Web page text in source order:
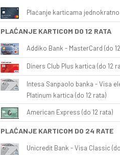
Plaćanje karticama jednokratno
PLAĆANJE KARTICOM DO 12 RATA
Addiko Bank - MasterCard (do
Diners Club Plus kartica (do 12
Intesa Sanpaolo banka - Visa
Platinum kartica (do 12 rata)
American Express (do 12 rata)
PLAĆANJE KARTICOM DO 24 RATE
Unicredit Bank - Visa Classic